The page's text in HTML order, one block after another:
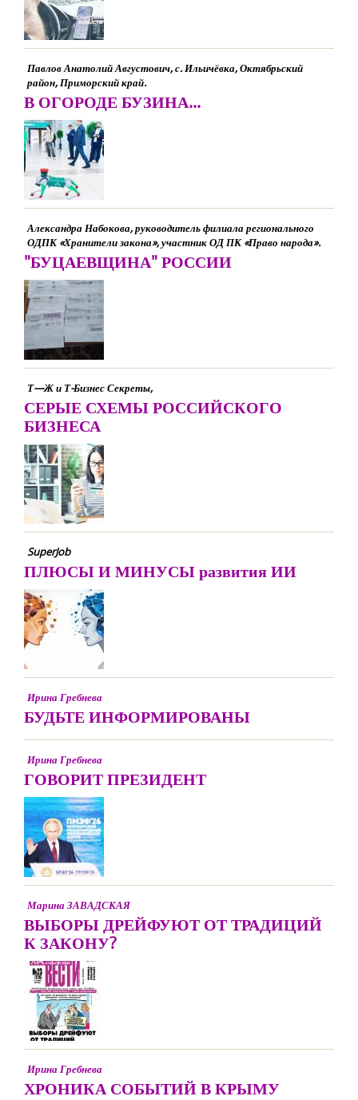
Павлов Анатолий Августович, с. Ильичёвка, Октябрьский
район, Приморский край.
В ОГОРОДЕ БУЗИНА...
Александра Набокова, руководитель филиала регионального
ОДПК «Хранители закона», участник ОД ПК «Право народа».
"БУЦАЕВЩИНА" РОССИИ
Т—Ж и Т-Бизнес Секреты,
СЕРЫЕ СХЕМЫ РОССИЙСКОГО
БИЗНЕСА
SuperJob
ПЛЮСЫ И МИНУСЫ развития ИИ
Ирина Гребнева
БУДЬТЕ ИНФОРМИРОВАНЫ
Ирина Гребнева
ГОВОРИТ ПРЕЗИДЕНТ
Марина ЗАВАДСКАЯ
ВЫБОРЫ ДРЕЙФУЮТ ОТ ТРАДИЦИЙ
К ЗАКОНУ?
Ирина Гребнева
ХРОНИКА СОБЫТИЙ В КРЫМУ